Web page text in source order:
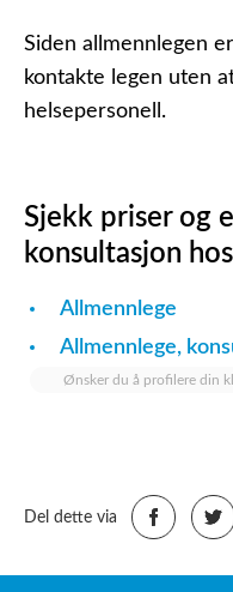
Siden allmennlegen
kontakte legen uten
helsepersonell.
Sjekk priser og
konsultasjon
Allmennlege
Allmennlege,
Ønsker du å profilere din
Del dette via